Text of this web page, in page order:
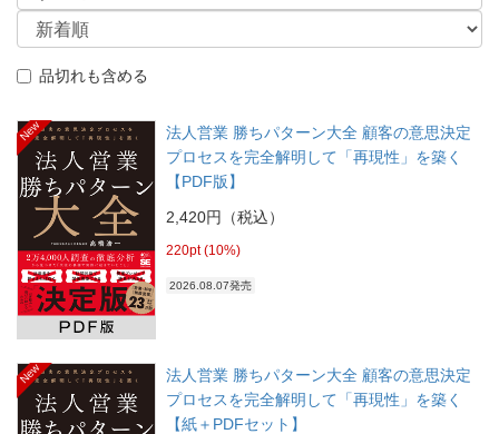
品切れも含める
New
法人営業 勝ちパターン大全 顧客の意思決定
プロセスを完全解明して「再現性」を築く
【PDF版】
2,420円（税込）
220pt (10%)
2026.08.07発売
New
法人営業 勝ちパターン大全 顧客の意思決定
プロセスを完全解明して「再現性」を築く
【紙＋PDFセット】